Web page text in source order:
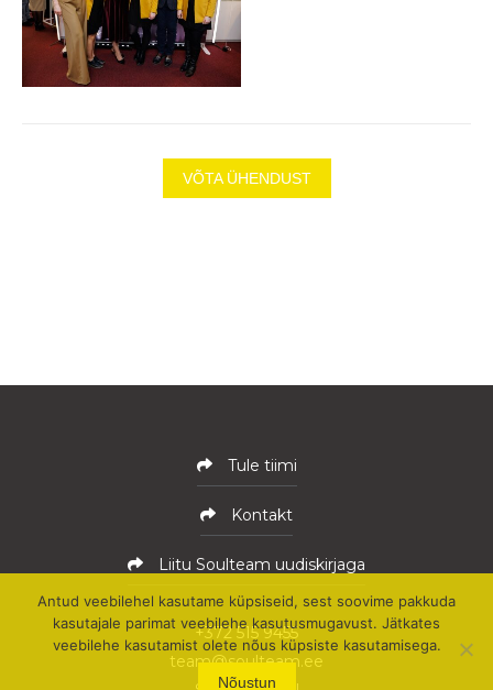
VÕTA ÜHENDUST
Tule tiimi
Kontakt
Liitu Soulteam uudiskirjaga
+372 515 9455
team@soulteam.ee
Antud veebilehel kasutame küpsiseid, sest soovime pakkuda
kasutajale parimat veebilehe kasutusmugavust. Jätkates
veebilehe kasutamist olete nõus küpsiste kasutamisega.
Nõustun